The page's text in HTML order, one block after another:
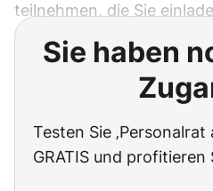
teilnehmen, die Sie
Sie haben
Testen Sie ‚Personalrat
GRATIS und profitieren